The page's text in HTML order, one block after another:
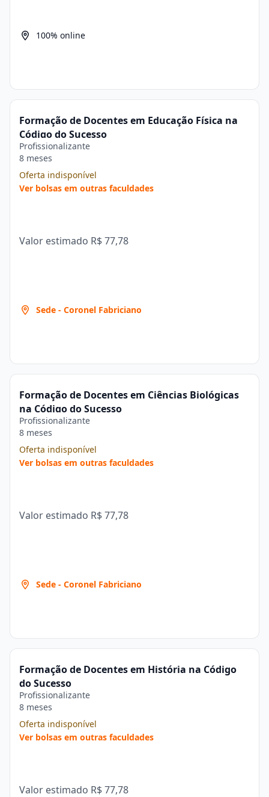
100% online
Formação de Docentes em Educação Física na
Código do Sucesso
Profissionalizante
8 meses
Oferta indisponível
Ver bolsas em outras faculdades
Valor estimado R$ 77,78
Sede - Coronel Fabriciano
Formação de Docentes em Ciências Biológicas
na Código do Sucesso
Profissionalizante
8 meses
Oferta indisponível
Ver bolsas em outras faculdades
Valor estimado R$ 77,78
Sede - Coronel Fabriciano
Formação de Docentes em História na Código
do Sucesso
Profissionalizante
8 meses
Oferta indisponível
Ver bolsas em outras faculdades
Valor estimado R$ 77,78